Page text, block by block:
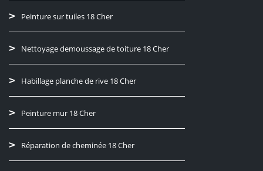
Peinture sur tuiles 18 Cher
Nettoyage demoussage de toiture 18 Cher
Habillage planche de rive 18 Cher
Peinture mur 18 Cher
Réparation de cheminée 18 Cher